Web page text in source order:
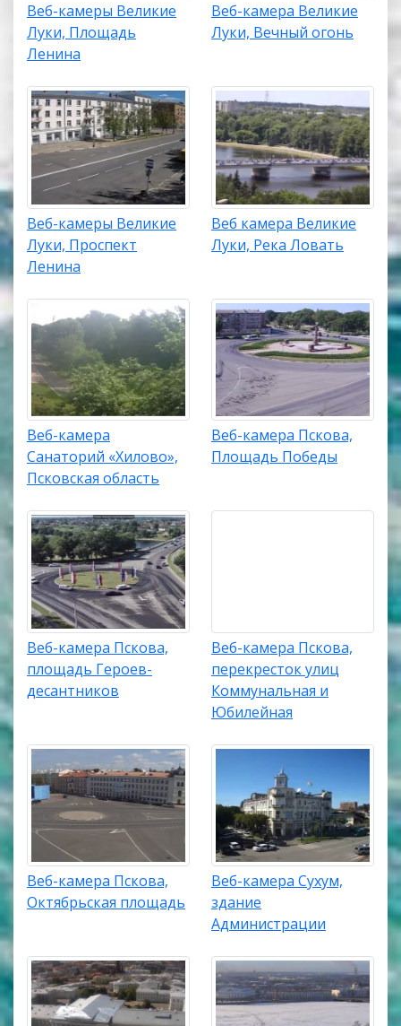
Веб-камеры Великие
Луки, Площадь
Ленина
Веб-камера Великие
Луки, Вечный огонь
Веб-камеры Великие
Луки, Проспект
Ленина
Веб камера Великие
Луки, Река Ловать
Веб-камера
Санаторий «Хилово»,
Псковская область
Веб-камера Пскова,
Площадь Победы
Веб-камера Пскова,
площадь Героев-
десантников
Веб-камера Пскова,
перекресток улиц
Коммунальная и
Юбилейная
Веб-камера Пскова,
Октябрьская площадь
Веб-камера Сухум,
здание
Администрации